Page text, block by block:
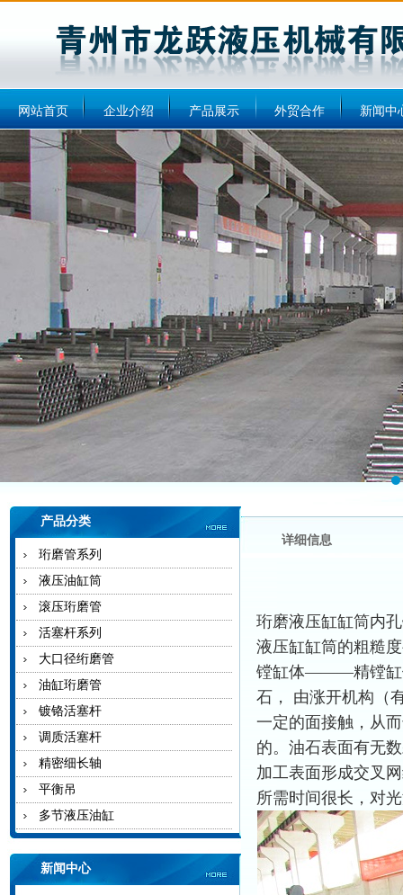
网站首页 企业介绍 产品展示 外贸合作 新闻中
产品分类
珩磨管系列
液压油缸筒
滚压珩磨管
活塞杆系列
大口径绗磨管
油缸珩磨管
镀铬活塞杆
调质活塞杆
精密细长轴
平衡吊
多节液压油缸
新闻中心
详细信息
珩磨液压缸缸筒内
液压缸缸筒的粗糙
镗缸体———精镗缸
石， 由涨开机构（
一定的面接触，从
的。油石表面有无
加工表面形成交叉
所需时间很长，对